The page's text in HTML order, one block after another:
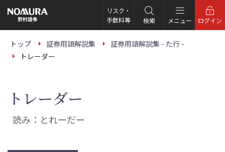
の
ー
リスク・
手数料等
検索 メニュー ログイン
トップ 証券用語解説集
証券用語解説集 - た行 -
トレーダー
トレーダー
読み：とれーだー